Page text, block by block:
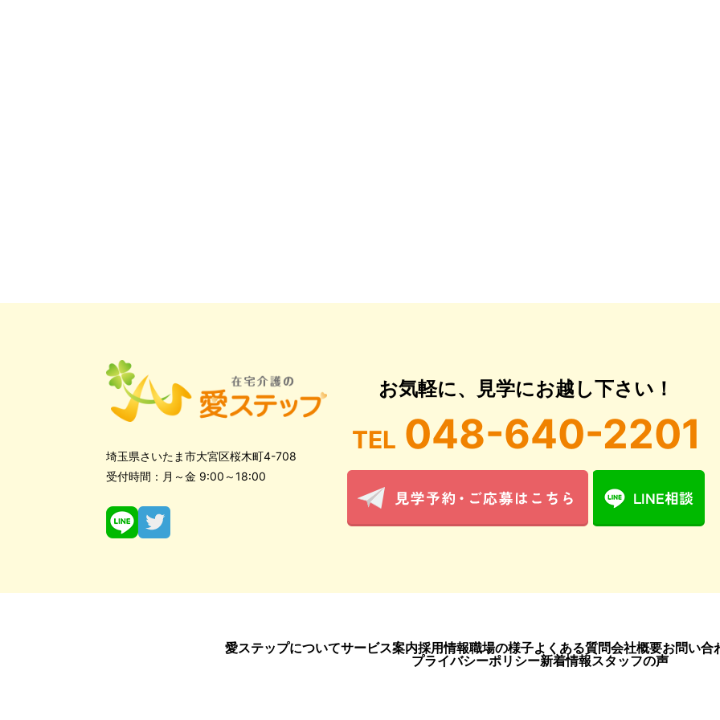
埼玉県さいたま市大宮区桜木町4-708
受付時間：月～金 9:00～18:00
お気軽に、見学にお越し下さい！
TEL 048-640-2201
愛ステップについてサービス案内採用情報職場の様子よくある質問会社概要お問い合
プライバシーポリシー新着情報スタッフの声